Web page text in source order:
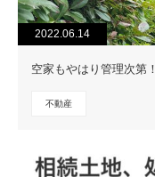
2022.06.14
空家もやはり管理次第！
不動産